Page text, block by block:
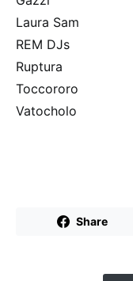
Laura Sam
REM DJs
Ruptura
Toccororo
Vatocholo
Share